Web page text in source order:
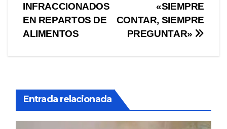
entradas
«SIEMPRE
CONTAR, SIEMPRE
PREGUNTAR»
INFRACCIONADOS
EN REPARTOS DE
ALIMENTOS
Entrada relacionada